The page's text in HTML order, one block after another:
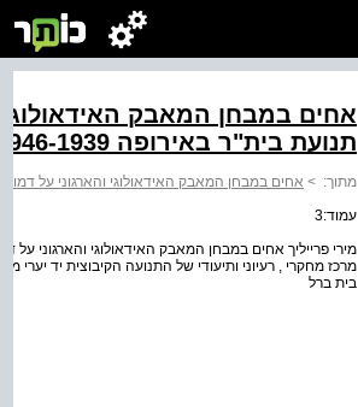
אחים במבחן המאבק
תנועת בית"ר באירופה ‭1946-1939‬
מתוך: > אחים במבחן המאבק האידאולוגי והארגוני על דמותה של
עמוד:3
מרכז מחקרי , רעיוני ותיעודי של התנועה הקיבוצית יד
בית ברל